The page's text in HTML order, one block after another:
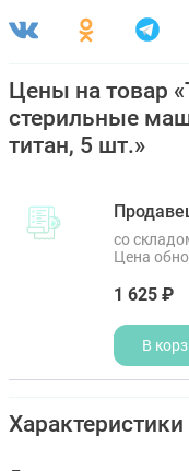
Цены на товар
стерильные
титан, 5 шт.»
со
Цена
1 625 ₽
В
Характеристики